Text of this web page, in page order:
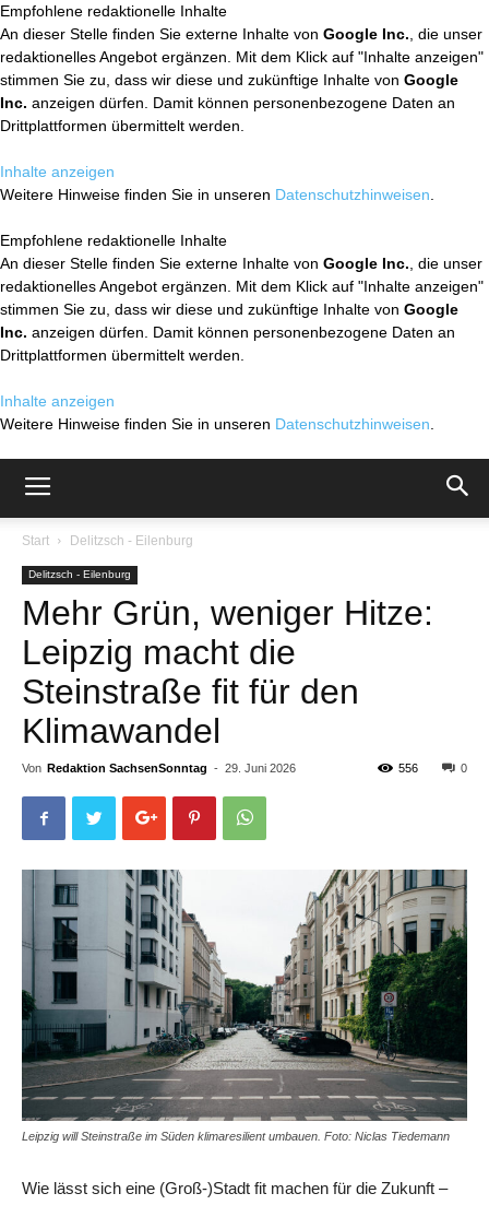
Empfohlene redaktionelle Inhalte
An dieser Stelle finden Sie externe Inhalte von Google Inc. , die unser
redaktionelles Angebot ergänzen. Mit dem Klick auf "Inhalte anzeigen"
stimmen Sie zu, dass wir diese und zukünftige Inhalte von Google
Inc. anzeigen dürfen. Damit können personenbezogene Daten an
Drittplattformen übermittelt werden.
Inhalte anzeigen
Weitere Hinweise finden Sie in unseren Datenschutzhinweisen
Empfohlene redaktionelle Inhalte
An dieser Stelle finden Sie externe Inhalte von Google Inc. , die unser
redaktionelles Angebot ergänzen. Mit dem Klick auf "Inhalte anzeigen"
stimmen Sie zu, dass wir diese und zukünftige Inhalte von Google
Inc. anzeigen dürfen. Damit können personenbezogene Daten an
Drittplattformen übermittelt werden.
Inhalte anzeigen
Weitere Hinweise finden Sie in unseren Datenschutzhinweisen
Start Delitzsch - Eilenburg
Delitzsch - Eilenburg
Mehr Grün, weniger Hitze:
Leipzig macht die
Steinstraße fit für den
Klimawandel
Von Redaktion SachsenSonntag - 29. Juni 2026 0
556
Leipzig will Steinstraße im Süden klimaresilient umbauen. Foto: Niclas Tiedemann
Wie lässt sich eine (Groß-)Stadt fit machen für die Zukunft –